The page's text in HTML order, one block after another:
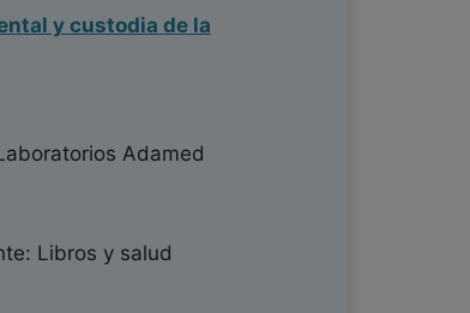
y custodia de la
Adamed
Libros y salud